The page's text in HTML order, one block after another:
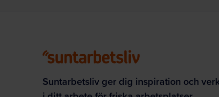
Suntarbetsliv ger dig inspiration och